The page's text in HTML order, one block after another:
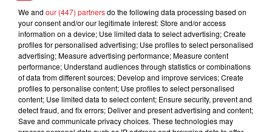
FIL D'ACTUS
We and our (447) partnersdo the following data processing based on
your consent and/or our legitimate interest: Store and/or access
information on a device; Use limited data to select advertising; Create
profiles for personalised advertising; Use profiles to select personalised
advertising; Measure advertising performance; Measure content
performance; Understand audiences through statistics or combinations
of data from different sources; Develop and improve services; Create
profiles to personalise content; Use profiles to select personalised
content; Use limited data to select content; Ensure security, prevent and
detect fraud, and fix errors; Deliver and present advertising and content;
Save and communicate privacy choices. These technologies may